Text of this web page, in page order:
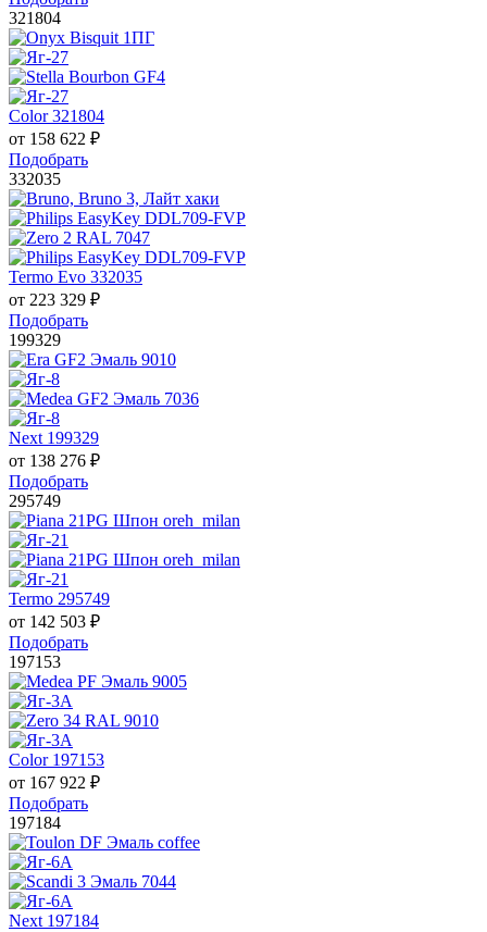
321804
Color 321804
от 158 622 ₽
Подобрать
332035
Termo Evo 332035
от 223 329 ₽
Подобрать
199329
Next 199329
от 138 276 ₽
Подобрать
295749
Termo 295749
от 142 503 ₽
Подобрать
197153
Color 197153
от 167 922 ₽
Подобрать
197184
Next 197184